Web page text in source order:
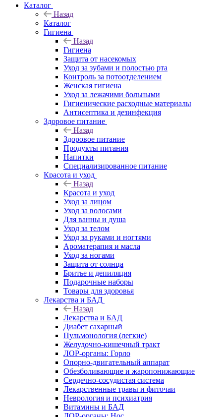
Каталог
Назад
Каталог
Гигиена
Назад
Гигиена
Защита от насекомых
Уход за зубами и полостью рта
Контроль за потоотделением
Женская гигиена
Уход за лежачими больными
Гигиенические расходные материалы
Антисептика и дезинфекция
Здоровое питание
Назад
Здоровое питание
Продукты питания
Напитки
Специализированное питание
Красота и уход
Назад
Красота и уход
Уход за лицом
Уход за волосами
Для ванны и душа
Уход за телом
Уход за руками и ногтями
Ароматерапия и масла
Уход за ногами
Защита от солнца
Бритье и депиляция
Подарочные наборы
Товары для здоровья
Лекарства и БАД
Назад
Лекарства и БАД
Диабет сахарный
Пульмонология (легкие)
Желудочно-кишечный тракт
ЛОР-органы: Горло
Опорно-двигательный аппарат
Обезболивающие и жаропонижающие
Сердечно-сосудистая система
Лекарственные травы и фиточаи
Неврология и психиатрия
Витамины и БАД